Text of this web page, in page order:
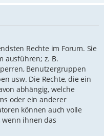
Rechte im Forum. Sie
ausführen; z. B.
Benutzergruppen
usw. Die Rechte, die ein
abhängig, welche
oder ein anderer
können auch volle
ihnen das